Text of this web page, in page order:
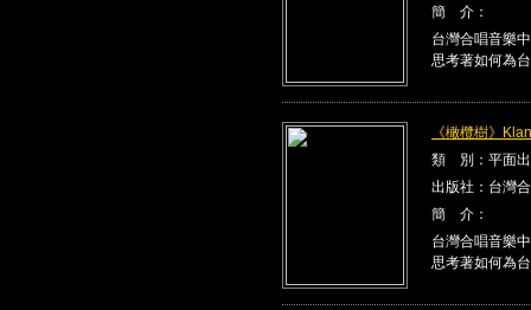
簡 介：
台灣合唱音樂
思考著如何為
《橄欖樹》
類 別：平面
出版社：台灣
簡 介：
台灣合唱音樂
思考著如何為